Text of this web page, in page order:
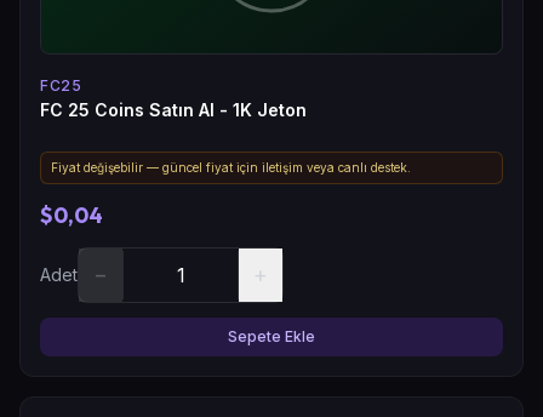
FC25
FC 25 Coins Satın Al - 1K Jeton
Fiyat değişebilir — güncel fiyat için iletişim veya canlı destek.
$0,04
Adet − +
Sepete Ekle